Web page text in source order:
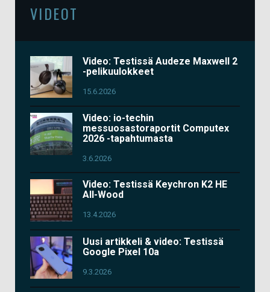
VIDEOT
Video: Testissä Audeze Maxwell 2
-pelikuulokkeet
15.6.2026
Video: io-techin
messuosastoraportit Computex
2026 -tapahtumasta
3.6.2026
Video: Testissä Keychron K2 HE
All-Wood
13.4.2026
Uusi artikkeli & video: Testissä
Google Pixel 10a
9.3.2026